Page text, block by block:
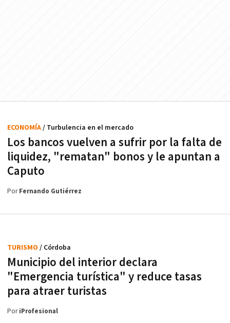
Los bancos vuelven a sufrir por la falta de
liquidez, "rematan" bonos y le apuntan a
Caputo
ECONOMÍA/ Turbulencia en el mercado
PorFernando Gutiérrez
Municipio del interior declara
"Emergencia turística" y reduce tasas
para atraer turistas
TURISMO / Córdoba
PoriProfesional